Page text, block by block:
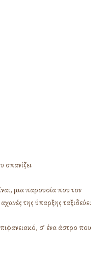
σπανίζει
μια παρουσία που τον
της ύπαρξης ταξιδεύει
σ’ ένα άστρο που